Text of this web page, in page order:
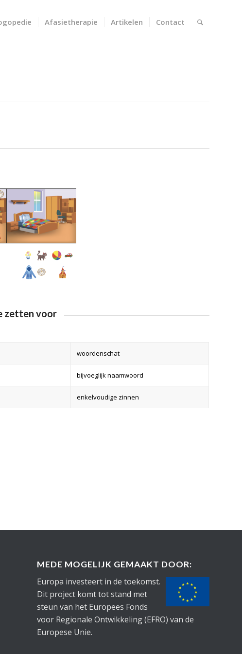
Afasietherapie Artikelen Contact
zetten voor
woordenschat
bijvoeglijk naamwoord
enkelvoudige zinnen
MEDE MOGELIJK GEMAAKT DOOR:
Europa investeert in de toekomst.
Dit project komt tot stand met
steun van het Europees Fonds
voor Regionale Ontwikkeling (EFRO) van de
Europese Unie.